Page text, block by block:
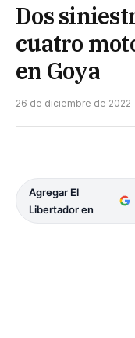
Dos
cuatro
en Goya
26 de diciembre de 2022
Agregar El
Libertador en